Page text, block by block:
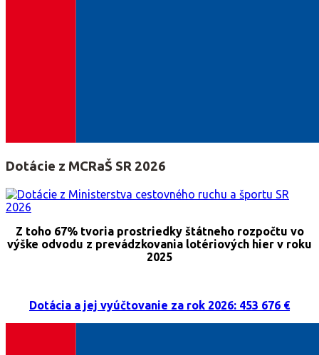
Dotácie z MCRaŠ SR 2026
Z toho 67% tvoria prostriedky štátneho rozpočtu vo
výške odvodu z prevádzkovania lotériových hier v roku
2025
Dotácia a jej vyúčtovanie za rok 2026: 453 676 €